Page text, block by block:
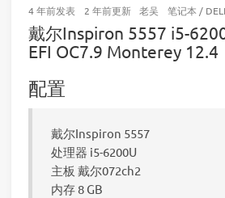
4 年前发表 2 年前更新 老吴 笔记本/
戴尔Inspiron 5557 i5-
EFI OC7.9 Monterey 12.4
配置
戴尔Inspiron 5557
处理器 i5-6200U
主板 戴尔072ch2
内存 8 GB